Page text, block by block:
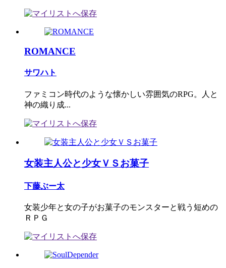
ROMANCE
サワハト
ファミコン時代のような懐かしい雰囲気のRPG。人と
神の織り成...
女装主人公と少女ＶＳお菓子
下藤ぶー太
女装少年と女の子がお菓子のモンスターと戦う短めの
ＲＰＧ